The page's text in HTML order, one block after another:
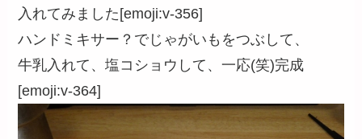
入れてみました[emoji:v-356]
ハンドミキサー？でじゃがいもをつぶして、
牛乳入れて、塩コショウして、一応(笑)完成
[emoji:v-364]